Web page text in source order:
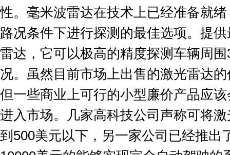
性。毫米波雷达在技术上已经准备就
路况条件下进行探测的最佳选项。提
雷达，它可以极高的精度探测车辆周围
况。虽然目前市场上出售的激光雷达
但一些商业上可行的小型廉价产品应
进入市场。几家高科技公司声称可将
到 500美元以下，另一家公司已经推出